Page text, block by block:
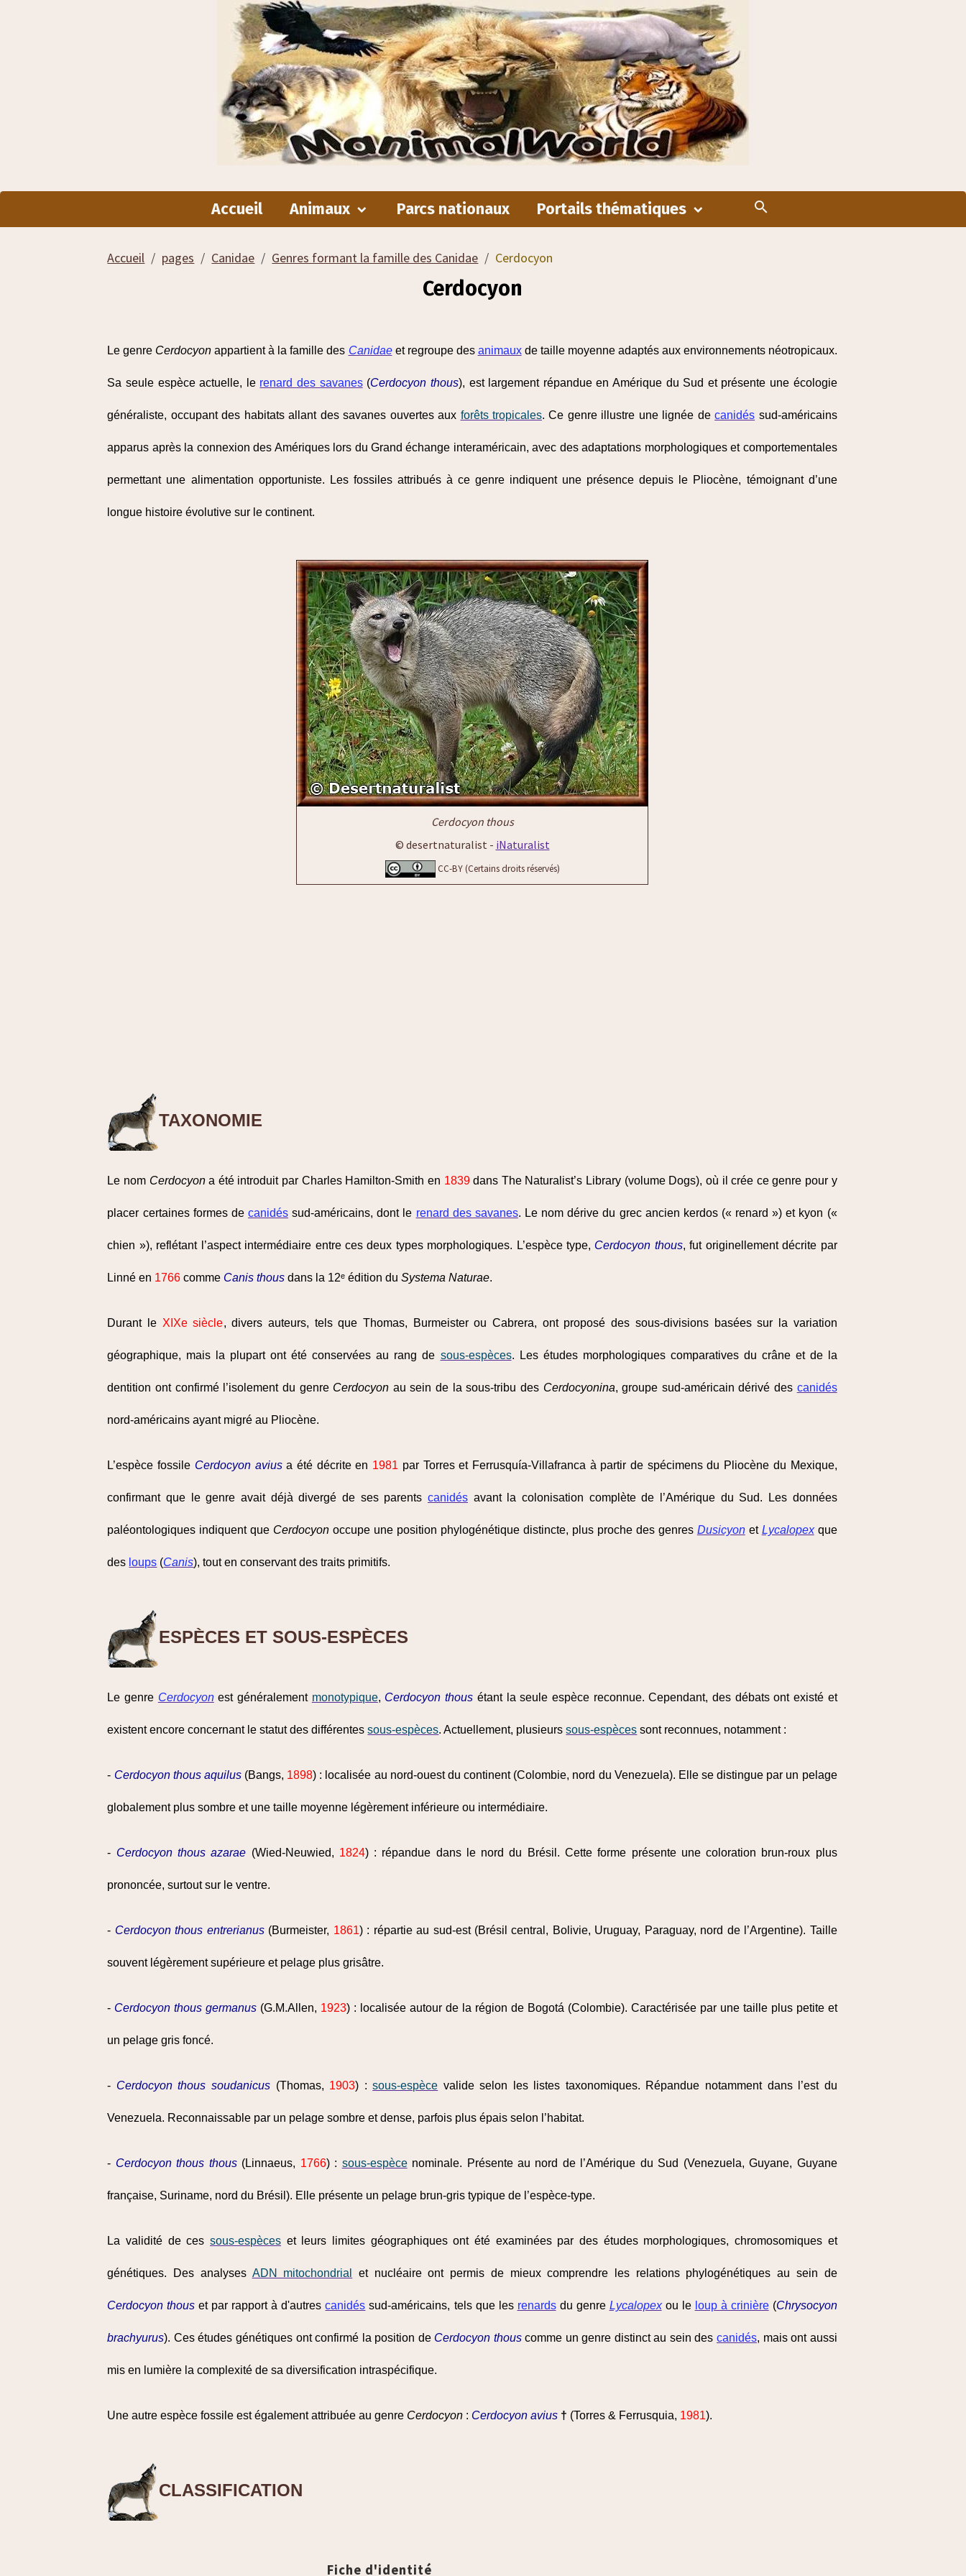
Accueil Animaux Parcs nationaux Portails thématiques
Accueil pages Canidae Genres formant la famille des Canidae Cerdocyon
Cerdocyon
Le genre Cerdocyon appartient à la famille des Canidaeet regroupe des animauxde taille moyenne adaptés aux environnements néotropicaux.
Sa seule espèce actuelle, le renard des savanes(Cerdocyon thous), est largement répandue en Amérique du Sud et présente une écologie
généraliste, occupant des habitats allant des savanes ouvertes aux forêts tropicales. Ce genre illustre une lignée decanidés sud-américains
apparus après la connexion des Amériques lors du Grand échange interaméricain, avec des adaptations morphologiques et comportementales
permettant une alimentation opportuniste. Les fossiles attribués à ce genre indiquent une présence depuis le Pliocène, témoignant d’une
longue histoire évolutive sur le continent.
Cerdocyon thous
© desertnaturalist - iNaturalist
CC-BY (Certains droits réservés)
TAXONOMIE
Le nom Cerdocyona été introduit par Charles Hamilton-Smith en 1839dans The Naturalist’s Library (volume Dogs), où il crée ce genre pour y
placer certaines formes de canidéssud-américains, dont le renard des savanes. Le nom dérive du grec ancien kerdos (« renard ») et kyon («
chien »), reflétant l’aspect intermédiaire entre ces deux types morphologiques. L’espèce type, Cerdocyon thous, fut originellement décrite par
Linné en 1766 comme Canis thous dans la 12ᵉ édition duSystema Naturae.
Durant le XIXe siècle, divers auteurs, tels que Thomas, Burmeister ou Cabrera, ont proposé des sous-divisions basées sur la variation
géographique, mais la plupart ont été conservées au rang de sous-espèces. Les études morphologiques comparatives du crâne et de la
dentition ont confirmé l’isolement du genre Cerdocyon au sein de la sous-tribu des Cerdocyonina, groupe sud-américain dérivé des canidés
nord-américains ayant migré au Pliocène.
L’espèce fossile Cerdocyon aviusa été décrite en 1981 par Torres et Ferrusquía-Villafranca à partir de spécimens du Pliocène du Mexique,
confirmant que le genre avait déjà divergé de ses parents canidés avant la colonisation complète de l’Amérique du Sud. Les données
paléontologiques indiquent que Cerdocyon occupe une position phylogénétique distincte, plus proche des genres Dusicyonet Lycalopexque
des loups (Canis), tout en conservant des traits primitifs.
ESPÈCES ET SOUS-ESPÈCES
Le genre Cerdocyonest généralement monotypique, Cerdocyon thous étant la seule espèce reconnue. Cependant, des débats ont existé et
existent encore concernant le statut des différentessous-espèces. Actuellement, plusieurssous-espèces sont reconnues, notamment :
- Cerdocyon thous aquilus(Bangs, 1898) : localisée au nord‑ouest du continent (Colombie, nord du Venezuela). Elle se distingue par un pelage
globalement plus sombre et une taille moyenne légèrement inférieure ou intermédiaire.
- Cerdocyon thous azarae (Wied-Neuwied, 1824) : répandue dans le nord du Brésil. Cette forme présente une coloration brun‑roux plus
prononcée, surtout sur le ventre.
- Cerdocyon thous entrerianus(Burmeister, 1861) : répartie au sud‑est (Brésil central, Bolivie, Uruguay, Paraguay, nord de l’Argentine). Taille
souvent légèrement supérieure et pelage plus grisâtre.
- Cerdocyon thous germanus (G.M.Allen, 1923) : localisée autour de la région de Bogotá (Colombie). Caractérisée par une taille plus petite et
un pelage gris foncé.
- Cerdocyon thous soudanicus (Thomas, 1903) :sous-espèce valide selon les listes taxonomiques. Répandue notamment dans l’est du
Venezuela. Reconnaissable par un pelage sombre et dense, parfois plus épais selon l’habitat.
- Cerdocyon thous thous(Linnaeus, 1766) : sous-espècenominale. Présente au nord de l’Amérique du Sud (Venezuela, Guyane, Guyane
française, Suriname, nord du Brésil). Elle présente un pelage brun‑gris typique de l’espèce-type.
La validité de cessous-espèces et leurs limites géographiques ont été examinées par des études morphologiques, chromosomiques et
génétiques. Des analyses ADN mitochondrial et nucléaire ont permis de mieux comprendre les relations phylogénétiques au sein de
Cerdocyon thous et par rapport à d'autrescanidés sud-américains, tels que les renardsdu genre Lycalopexou le loup à crinière(Chrysocyon
brachyurus). Ces études génétiques ont confirmé la position de Cerdocyon thouscomme un genre distinct au sein descanidés, mais ont aussi
mis en lumière la complexité de sa diversification intraspécifique.
Une autre espèce fossile est également attribuée au genre Cerdocyon : Cerdocyon avius † (Torres & Ferrusquia, 1981).
CLASSIFICATION
Fiche d'identité